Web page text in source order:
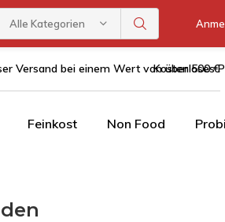
Alle Kategorien
Versand bei einem Wert von über 500 €
Kostenloses
Feinkost Non Food